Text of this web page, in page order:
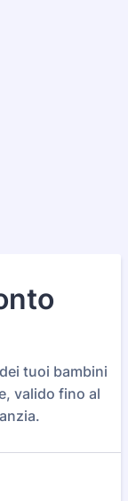
tuoi bambini
valido fino al